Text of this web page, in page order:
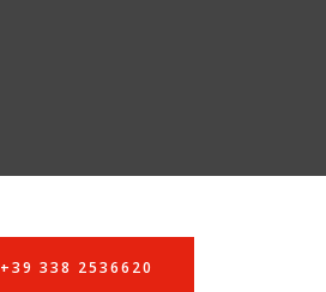
+39 338 2536620